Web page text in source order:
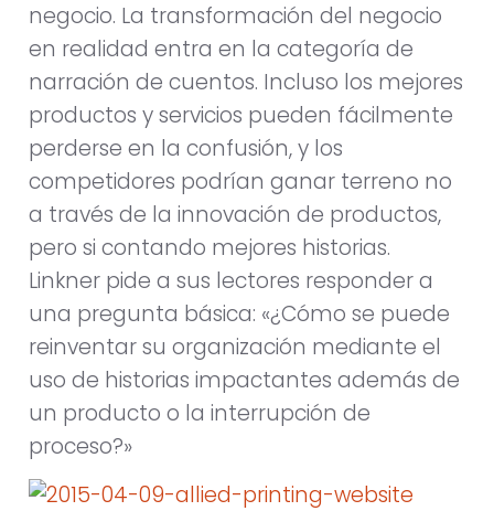
negocio. La transformación del negocio
en realidad entra en la categoría de
narración de cuentos. Incluso los mejores
productos y servicios pueden fácilmente
perderse en la confusión, y los
competidores podrían ganar terreno no
a través de la innovación de productos,
pero si contando mejores historias.
Linkner pide a sus lectores responder a
una pregunta básica: «¿Cómo se puede
reinventar su organización mediante el
uso de historias impactantes además de
un producto o la interrupción de
proceso?»